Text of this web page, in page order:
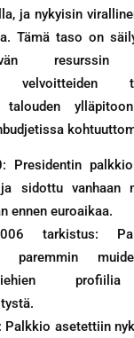
ja nykyisin
Tämä taso on
resurssin
velvoitteiden
talouden
Presidentin
sidottu vanhaan
ennen euroaikaa.
tarkistus:
paremmin
Palkkio asetettiin